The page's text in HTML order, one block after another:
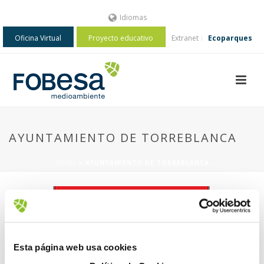
Esta página web usa cookies
Idiomas
Oficina Virtual Proyecto educativo Extranet Ecoparques
AYUNTAMIENTO DE TORREBLANCA